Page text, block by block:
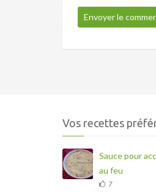
Vos recettes
Sauce pour
au feu
7